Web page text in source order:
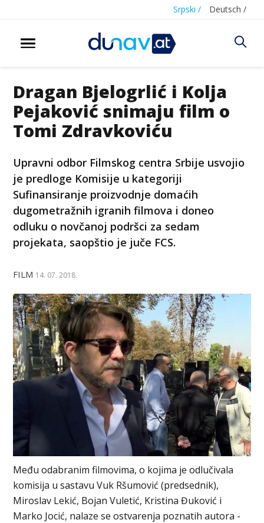
Srpski / Deutsch /
Dragan Bjelogrlić i Kolja
Pejaković snimaju film o
Tomi Zdravkoviću
Upravni odbor Filmskog centra Srbije usvojio
je predloge Komisije u kategoriji
Sufinansiranje proizvodnje domaćih
dugometražnih igranih filmova i doneo
odluku o novčanoj podršci za sedam
projekata, saopštio je juče FCS.
FILM 14. 07. 2018.
Među odabranim filmovima, o kojima je odlučivala
komisija u sastavu Vuk Ršumović (predsednik),
Miroslav Lekić, Bojan Vuletić, Kristina Đuković i
Marko Jocić, nalaze se ostvarenja poznatih autora -